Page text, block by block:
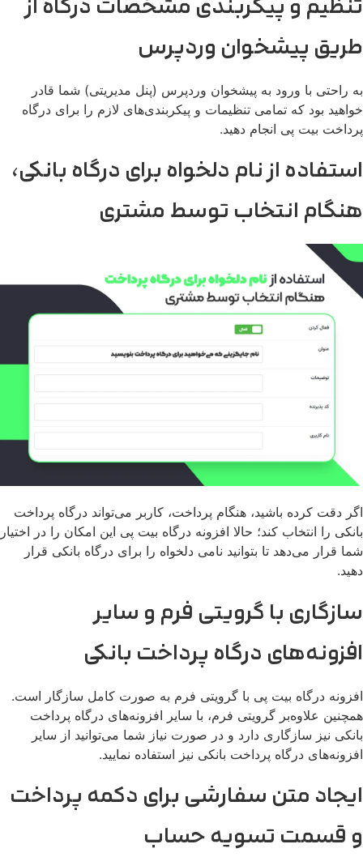
پیشخوان وردپرس
راحتی با ورود به پیشخوان وردپرس (پنل مدیریتی) شما قادر
بود که تمامی تنظیمات و پیکربندی‌های لازم را برای درگاه
بیت پی انجام دهید.
از نام دلخواه برای درگاه بانکی،
انتخاب توسط مشتری
دقت کرده باشید، هنگام پرداخت، کاربر می‌تواند درگاه پرداخت
را انتخاب کند؛ حالا افزونه درگاه بیت پی این امکان را در اختیار
قرار می‌دهد تا بتوانید نامی دلخواه را برای درگاه بانکی قرار
با گرویتی فرم و سایر
درگاه پرداخت بانکی
درگاه بیت پی با گرویتی فرم به صورت کامل سازگار است.
علاوه‌بر گرویتی فرم، با سایر افزونه‌های درگاه پرداخت
نیز سازگاری دارد و در صورت نیاز شما می‌توانید از سایر
درگاه پرداخت بانکی نیز استفاده نمایید.
متن سفارشی برای دکمه پرداخت
قسمت تسویه حساب